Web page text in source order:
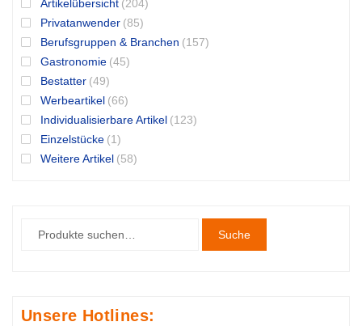
Artikelübersicht (204)
Privatanwender (85)
Berufsgruppen & Branchen (157)
Gastronomie (45)
Bestatter (49)
Werbeartikel (66)
Individualisierbare Artikel (123)
Einzelstücke (1)
Weitere Artikel (58)
Suche
Unsere Hotlines: